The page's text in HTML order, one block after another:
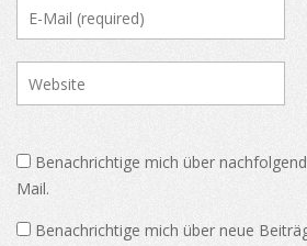
Benachrichtige mich über
Mail.
Benachrichtige mich über neue